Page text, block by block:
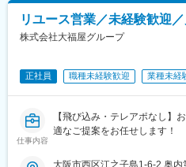
リユース営業／未経験歓迎
株式会社大福屋グループ
正社員 職種未経験歓迎 業種未経
仕事内容
【飛び込み・テレアポなし】
適なご提案をお任せします！
大阪市西区江之子島1-6-2 奥